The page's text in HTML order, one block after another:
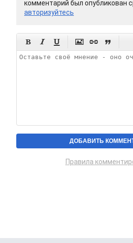
комментарий был опубликован
авторизуйтесь
     
Правила